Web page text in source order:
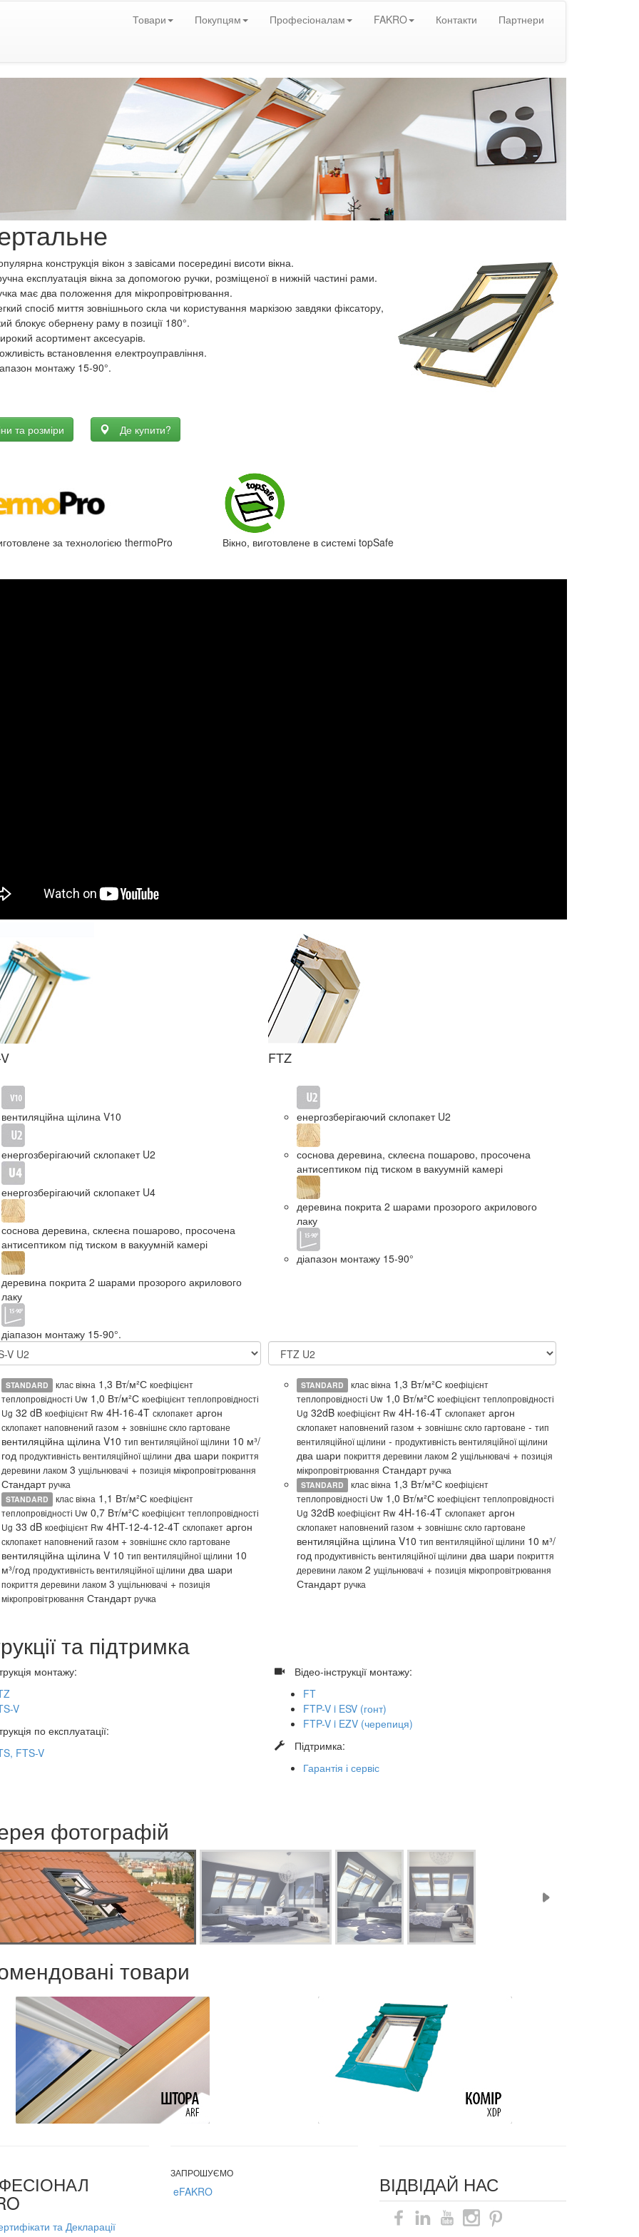
Товари Покупцям Професіоналам FAKRO Контакти Партнери
конструкція вікон з завісами посередині висоти вікна.
експлуатація вікна за допомогою ручки, розміщеної в нижній частині рами.
має два положення для мікропровітрювання.
спосіб миття зовнішнього скла чи користування маркізою завдяки фіксатору,
блокує обернену раму в позиції 180°.
асортимент аксесуарів.
встановлення електроуправління.
монтажу 15-90°.
та розміри Де купити?
за технологією thermoPro Вікно, виготовлене в системі topSafe
вентиляційна щілина V10
енергозберігаючий склопакет U2
енергозберігаючий склопакет U4
соснова деревина, склеєна пошарово, просочена
антисептиком під тиском в вакуумній камері
деревина покрита 2 шарами прозорого акрилового
лаку
діапазон монтажу 15-90°.
STANDARD клас вікна 1,3 Вт/м²Скоефіцієнт
теплопровідності Uw 1,0 Вт/м²С коефіцієнт теплопровідності
Ug 32 dB коефіцієнт Rw 4H-16-4T склопакет аргон
склопакет наповнений газом + зовнішнє скло гартоване
вентиляційна щілина V10 тип вентиляційної щілини 10 м³/
год продуктивність вентиляційної щілини два шари покриття
деревини лаком 3 ущільнювачі + позиція мікропровітрювання
Стандартручка
STANDARD клас вікна 1,1 Вт/м²Скоефіцієнт
теплопровідності Uw 0,7 Вт/м²С коефіцієнт теплопровідності
Ug 33 dB коефіцієнт Rw 4HT-12-4-12-4T склопакет аргон
склопакет наповнений газом + зовнішнє скло гартоване
вентиляційна щілина V 10 тип вентиляційної щілини 10
м³/год продуктивність вентиляційної щілини два шари
покриття деревини лаком 3 ущільнювачі + позиція
мікропровітрювання Стандартручка
FTZ
енергозберігаючий склопакет U2
соснова деревина, склеєна пошарово, просочена
антисептиком під тиском в вакуумній камері
деревина покрита 2 шарами прозорого акрилового
лаку
діапазон монтажу 15-90°
STANDARD клас вікна 1,3 Вт/м²Скоефіцієнт
теплопровідності Uw 1,0 Вт/м²С коефіцієнт теплопровідності
Ug 32dB коефіцієнт Rw 4H-16-4T склопакет аргон
склопакет наповнений газом + зовнішнє скло гартоване - тип
вентиляційної щілини - продуктивність вентиляційної щілини
два шари покриття деревини лаком 2 ущільнювачі + позиція
мікропровітрювання Стандартручка
STANDARD клас вікна 1,3 Вт/м²Скоефіцієнт
теплопровідності Uw 1,0 Вт/м²С коефіцієнт теплопровідності
Ug 32dB коефіцієнт Rw 4H-16-4T склопакет аргон
склопакет наповнений газом + зовнішнє скло гартоване
вентиляційна щілина V10 тип вентиляційної щілини 10 м³/
год продуктивність вентиляційної щілини два шари покриття
деревини лаком 2 ущільнювачі + позиція мікропровітрювання
Стандартручка
та підтримка
монтажу:
V
по експлуатації:
FTS-V
Відео-інструкції монтажу:
FT
FTP-V i ESV (гонт)
FTP-V i EZV (черепиця)
Підтримка:
Гарантія і сервіс
фотографій
товари
та Декларації
ЗАПРОШУЄМО
eFAKRO ВІДВІДАЙ НАС